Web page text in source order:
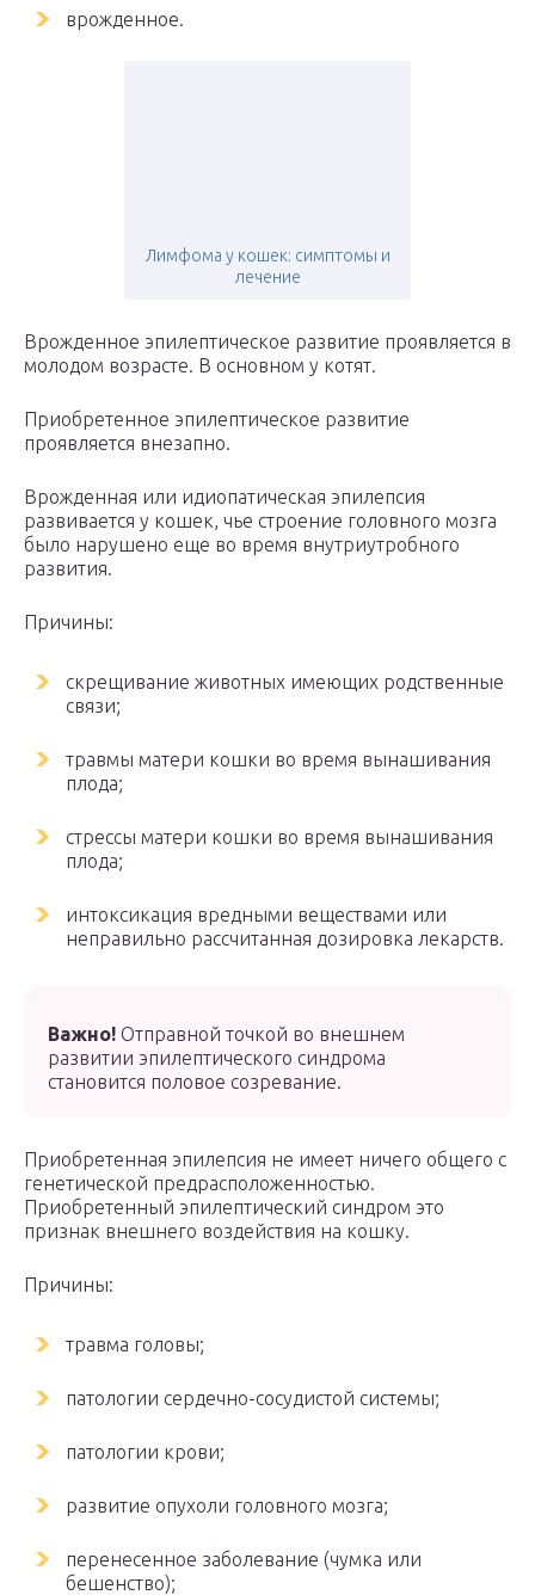
врожденное.
Лимфома у кошек: симптомы и
лечение
Врожденное эпилептическое развитие проявляется в
молодом возрасте. В основном у котят.
Приобретенное эпилептическое развитие
проявляется внезапно.
Врожденная или идиопатическая эпилепсия
развивается у кошек, чье строение головного мозга
было нарушено еще во время внутриутробного
развития.
Причины:
скрещивание животных имеющих родственные
связи;
травмы матери кошки во время вынашивания
плода;
стрессы матери кошки во время вынашивания
плода;
интоксикация вредными веществами или
неправильно рассчитанная дозировка лекарств.
Важно! Отправной точкой во внешнем
развитии эпилептического синдрома
становится половое созревание.
Приобретенная эпилепсия не имеет ничего общего с
генетической предрасположенностью.
Приобретенный эпилептический синдром это
признак внешнего воздействия на кошку.
Причины:
травма головы;
патологии сердечно-сосудистой системы;
патологии крови;
развитие опухоли головного мозга;
перенесенное заболевание (чумка или
бешенство);